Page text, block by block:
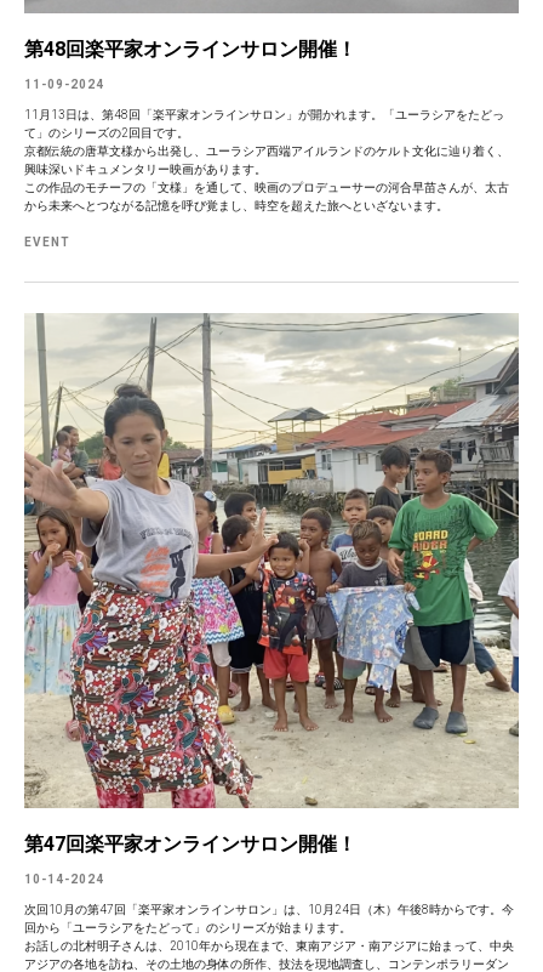
第48回楽平家オンラインサロン開催！
11-09-2024
11月13日は、第48回「楽平家オンラインサロン」が開かれます。「ユーラシアをたどっ
て」のシリーズの2回目です。
京都伝統の唐草文様から出発し、ユーラシア西端アイルランドのケルト文化に辿り着く、
興味深いドキュメンタリー映画があります。
この作品のモチーフの「文様」を通して、映画のプロデューサーの河合早苗さんが、太古
から未来へとつながる記憶を呼び覚まし、時空を超えた旅へといざないます。
EVENT
第47回楽平家オンラインサロン開催！
10-14-2024
次回10月の第47回「楽平家オンラインサロン」は、10月24日（木）午後8時からです。今
回から「ユーラシアをたどって」のシリーズが始まります。
お話しの北村明子さんは、2010年から現在まで、東南アジア・南アジアに始まって、中央
アジアの各地を訪ね、その土地の身体の所作、技法を現地調査し、コンテンポラリーダン